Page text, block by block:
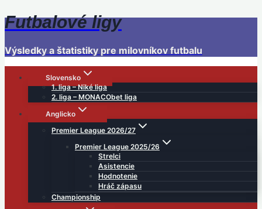
Skip
to
Futbalové ligy
Výsledky a štatistiky pre milovníkov futbalu
Slovensko
1. liga – Niké liga
2. liga – MONACObet liga
Anglicko
Premier League 2026/27
Premier League 2025/26
Strelci
Asistencie
Hodnotenie
Hráč zápasu
Championship